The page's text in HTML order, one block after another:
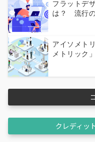
フラットデ
は？ 流行
アイソメト
メトリック
クレディッ